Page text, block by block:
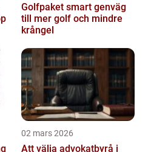
Golfpaket smart genväg
till mer golf och mindre
krångel
02 mars 2026
Att välja advokatbyrå i